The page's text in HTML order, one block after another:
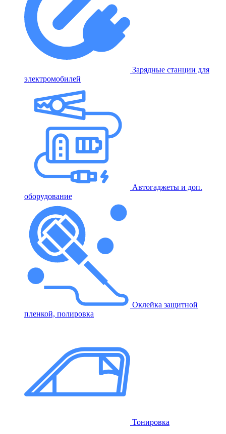
Зарядные станции для
электромобилей
Автогаджеты и доп.
оборудование
Оклейка защитной
пленкой, полировка
Тонировка